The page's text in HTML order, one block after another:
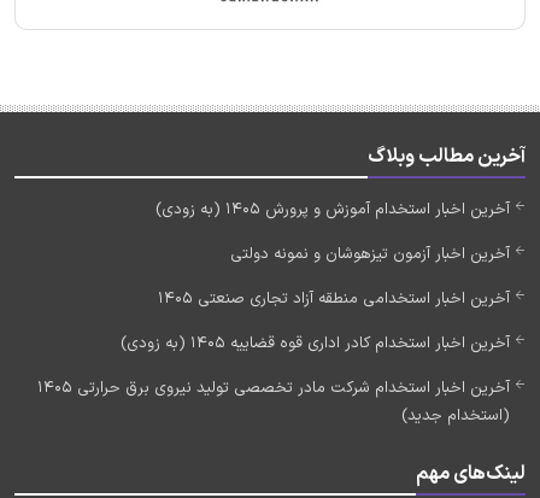
آخرین مطالب وبلاگ
آخرین اخبار استخدام آموزش و پرورش 1405 (به زودی)
آخرین اخبار آزمون تیزهوشان و نمونه دولتی
آخرین اخبار استخدامی منطقه آزاد تجاری صنعتی 1405
آخرین اخبار استخدام کادر اداری قوه قضاییه 1405 (به زودی)
آخرین اخبار استخدام شرکت مادر تخصصی تولید نیروی برق حرارتی 1405
(استخدام جدید)
لینک‌های مهم